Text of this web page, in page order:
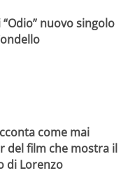
nuovo singolo
come mai
del film che mostra il
di Lorenzo